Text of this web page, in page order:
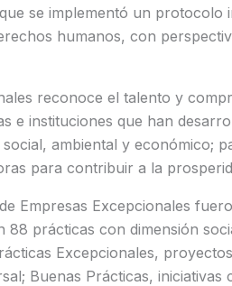
se implementó un
humanos, con
reconoce el talento y
e instituciones que han
ambiental y económico;
para contribuir a la
Empresas Excepcionales
88 prácticas con dimensión
Excepcionales,
Buenas Prácticas,